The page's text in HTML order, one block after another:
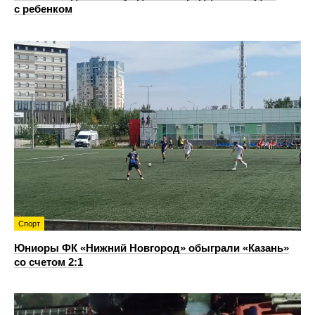
с ребенком
Спорт
Юниоры ФК «Нижний Новгород» обыграли «Казань»
со счетом 2:1